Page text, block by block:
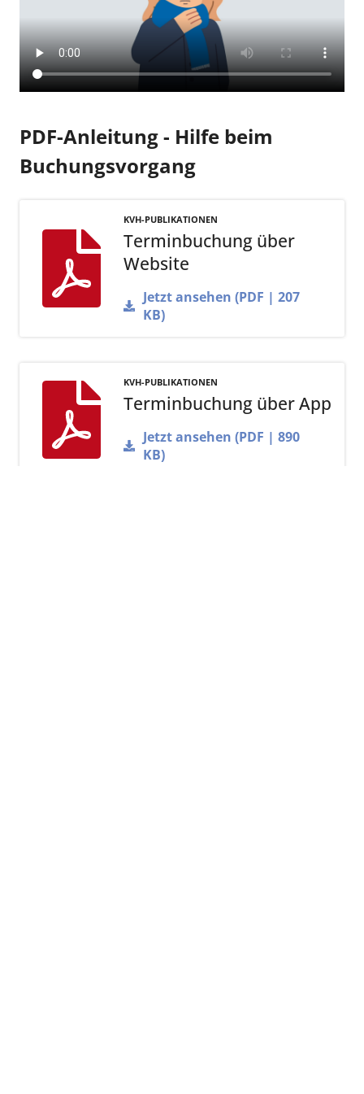
PDF-Anleitung - Hilfe beim
Buchungsvorgang
KVH-PUBLIKATIONEN
Terminbuchung über
Website
Jetzt ansehen (PDF | 207
KB)
KVH-PUBLIKATIONEN
Terminbuchung über App
Jetzt ansehen (PDF | 890
KB)